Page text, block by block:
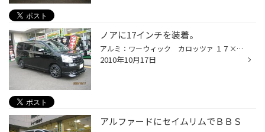
ノアに17インチを装着。
アルミ：ワーウィック カロッツァ １７×７，０ タイヤ：２１５/４５Ｒ１７ ブラックボディーのノアに ブラックポリッシュのホイールをチョイス。 ばっちり似合っております。 購入時に愛車の横にホイールをならべる模擬装着を実施、 よーく吟味した上でのホイール選びになりました。 結果は見ての...
2010年10月17日
アルファードにセイムリムでＢＢＳ